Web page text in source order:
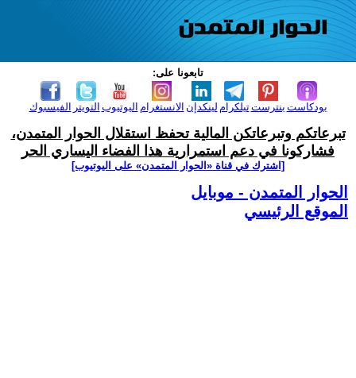
تابعونا على:
الفيسبوك التويتر اليوتيوب الانستغرام لينكدإن تيلكرامبنترست بودكاست
تبرعاتكم وتبرعاتكن المالية تحفظ استقلال الحوار المتمدن،
فشاركونا في دعم استمرارية هذا الفضاء اليساري الحر
[اشترك في قناة ‫«الحوار المتمدن» على اليوتيوب]
الحوار المتمدن - موبايل
الموقع الرئيسي